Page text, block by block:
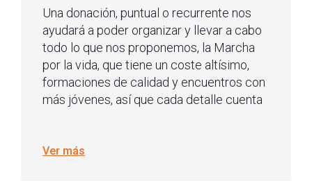
Una donación, puntual o recurrente nos
ayudará a poder organizar y llevar a cabo
todo lo que nos proponemos, la Marcha
por la vida, que tiene un coste altísimo,
formaciones de calidad y encuentros con
más jóvenes, así que cada detalle cuenta
Ver más